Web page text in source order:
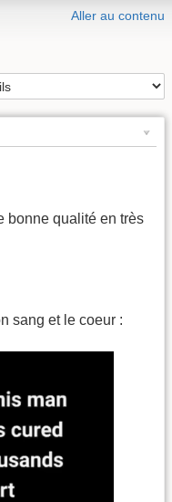
Aller au contenu
bonne qualité en très
sang et le coeur :